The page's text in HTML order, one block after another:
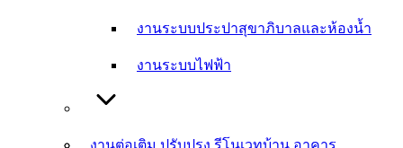
งานระบบประปาสุขาภิบาลและห้องน้ำ
งานระบบไฟฟ้า
งานต่อเติม ปรับปรุง รีโนเวทบ้าน อาคาร
งานระบบไฟฟ้า
งานต่อเติม ปรับปรุง รีโนเวทบ้าน อาคาร
งานก่อสร้างใหม่